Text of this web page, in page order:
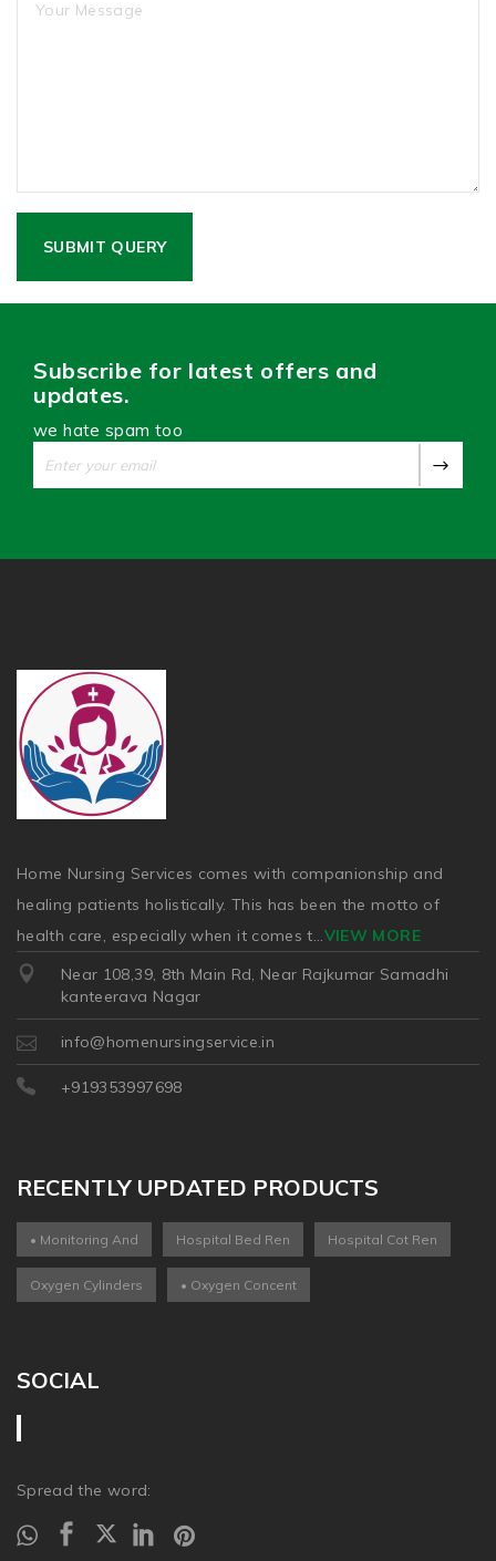
Subscribe for latest offers and
updates.
we hate spam too
Home Nursing Services comes with companionship and
healing patients holistically. This has been the motto of
health care, especially when it comes t
VIEW MORE
Near 108,39, 8th Main Rd, Near Rajkumar Samadhi
kanteerava Nagar
info@homenursingservice.in
+919353997698
RECENTLY UPDATED PRODUCTS
• Monitoring And Hospital Bed Ren Hospital Cot Ren
Oxygen Cylinders • Oxygen Concent
SOCIAL
Spread the word: